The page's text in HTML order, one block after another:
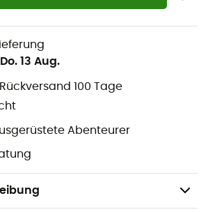
Do. 13 Aug.
100 Tage
Abenteurer
einfache, verstellbare, feste
aufnehmen kann
Brusttaschen dienen auch als
und eine zusätzliche
deine wichtigsten Dinge